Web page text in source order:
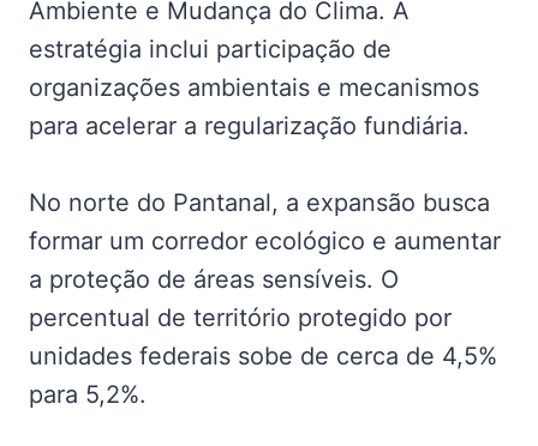
Ambiente e Mudança do Clima. A
estratégia inclui participação de
organizações ambientais e mecanismos
para acelerar a regularização fundiária.
No norte do Pantanal, a expansão busca
formar um corredor ecológico e aumentar
a proteção de áreas sensíveis. O
percentual de território protegido por
unidades federais sobe de cerca de 4,5%
para 5,2%.